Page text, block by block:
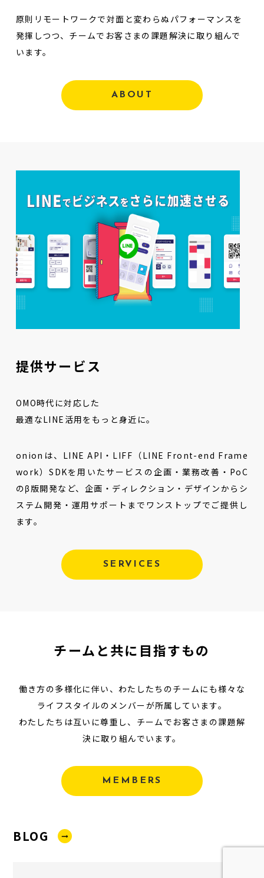
原則リモートワークで対面と変わらぬパフォーマンスを
発揮しつつ、チームでお客さまの課題解決に取り組んで
います。
ABOUT
提供サービス
OMO時代に対応した
最適なLINE活用をもっと身近に。
onionは、LINE API・LIFF（LINE Front-end Frame
work）SDKを用いたサービスの企画・業務改善・PoC
のβ版開発など、企画・ディレクション・デザインからシ
ステム開発・運用サポートまでワンストップでご提供し
ます。
SERVICES
チームと共に目指すもの
働き方の多様化に伴い、わたしたちのチームにも様々な
ライフスタイルのメンバーが所属しています。
わたしたちは互いに尊重し、チームでお客さまの課題解
決に取り組んでいます。
MEMBERS
BLOG